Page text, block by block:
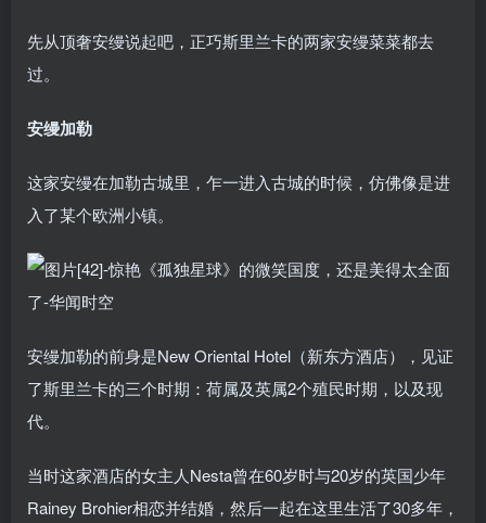
先从顶奢安缦说起吧，正巧斯里兰卡的两家安缦菜菜都去
过。
安缦加勒
这家安缦在加勒古城里，乍一进入古城的时候，仿佛像是进
入了某个欧洲小镇。
安缦加勒的前身是New Oriental Hotel（新东方酒店），见证
了斯里兰卡的三个时期：荷属及英属2个殖民时期，以及现
代。
当时这家酒店的女主人Nesta曾在60岁时与20岁的英国少年
Rainey Brohier相恋并结婚，然后一起在这里生活了30多年，